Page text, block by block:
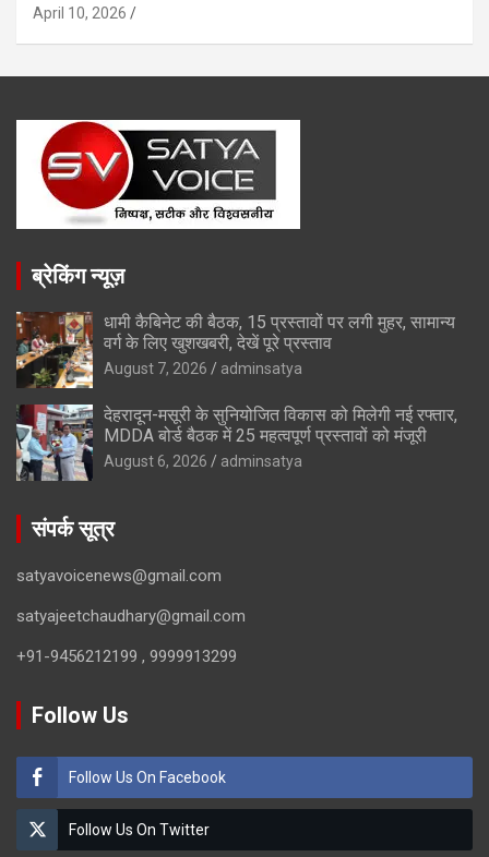
April 10, 2026
ब्रेकिंग न्यूज़
धामी कैबिनेट की बैठक, 15 प्रस्तावों पर लगी मुहर, सामान्य
वर्ग के लिए खुशखबरी, देखें पूरे प्रस्ताव
August 7, 2026 adminsatya
देहरादून-मसूरी के सुनियोजित विकास को मिलेगी नई रफ्तार,
MDDA बोर्ड बैठक में 25 महत्वपूर्ण प्रस्तावों को मंजूरी
August 6, 2026 adminsatya
संपर्क सूत्र
satyavoicenews@gmail.com
satyajeetchaudhary@gmail.com
+91-9456212199 , 9999913299
Follow Us
Follow Us On Facebook
Follow Us On Twitter